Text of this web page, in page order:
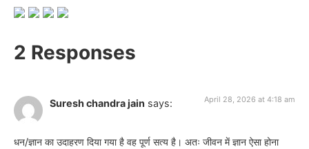
2 Responses
Suresh chandra jain says: April 28, 2026 at 4:18 am
धन/ज्ञान का उदाहरण दिया गया है वह पूर्ण सत्य है। अतः जीवन में ज्ञान ऐसा होना